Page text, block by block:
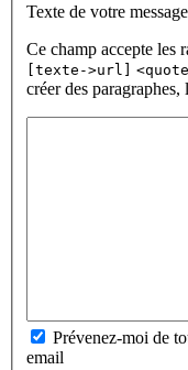
Texte de votre message
Ce champ accepte les
[texte->url]
créer des
Prévenez-moi de
email